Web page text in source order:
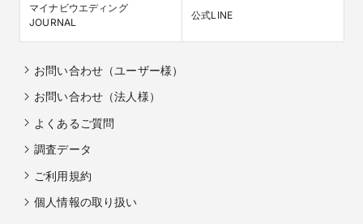
マイナビウエディング
JOURNAL
公式LINE
お問い合わせ（ユーザー様）
お問い合わせ（法人様）
よくあるご質問
調査データ
ご利用規約
個人情報の取り扱い